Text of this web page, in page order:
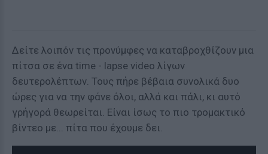
Δείτε λοιπόν τις προνύμφες να καταβροχθίζουν μια
πίτσα σε ένα time - lapse video λίγων
δευτερολέπτων. Τους πήρε βέβαια συνολικά δυο
ώρες για να την φάνε όλοι, αλλά και πάλι, κι αυτό
γρήγορά θεωρείται. Είναι ίσως το πιο τρομακτικό
βίντεο με... πίτα που έχουμε δει.